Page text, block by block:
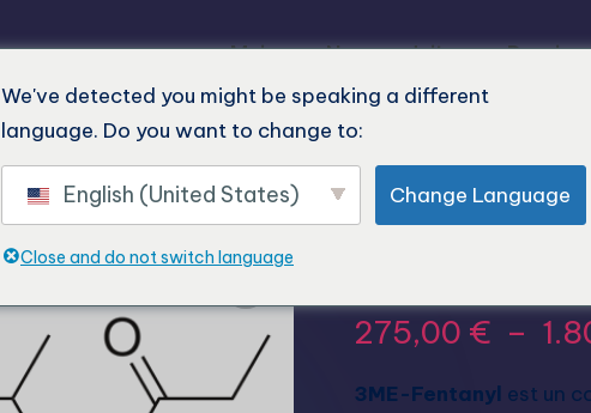
Maison Nos produits
275,00 € –
3ME-Fentanyl est un
We've detected you might be speaking a different
language. Do you want to change to:
English (United States) Change Language
Close and do not switch language